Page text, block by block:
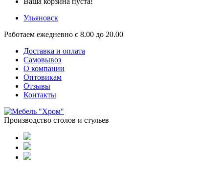
Ульяновск
Работаем ежедневно с 8.00 до 20.00
Доставка и оплата
Самовывоз
О компании
Оптовикам
Отзывы
Контакты
Производство столов и стульев